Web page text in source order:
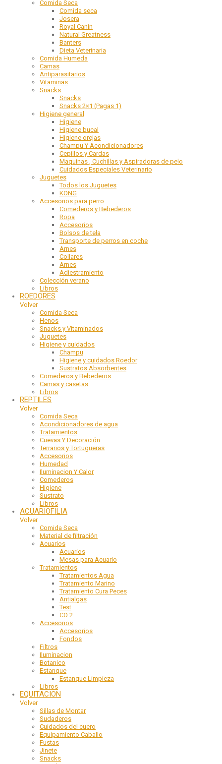
Comida Seca
Comida seca
Josera
Royal Canin
Natural Greatness
Banters
Dieta Veterinaria
Comida Humeda
Camas
Antiparasitarios
Vitaminas
Snacks
Snacks
Snacks 2×1 (Pagas 1)
Higiene general
Higiene
Higiene bucal
Higiene orejas
Champu Y Acondicionadores
Cepillos y Cardas
Maquinas , Cuchillas y Aspiradoras de pelo
Cuidados Especiales Veterinario
Juguetes
Todos los Juguetes
KONG
Accesorios para perro
Comederos y Bebederos
Ropa
Accesorios
Bolsos de tela
Transporte de perros en coche
Arnes
Collares
Arnes
Adiestramiento
Colección verano
Libros
ROEDORES
Volver
Comida Seca
Henos
Snacks y Vitaminados
Juguetes
Higiene y cuidados
Champu
Higiene y cuidados Roedor
Sustratos Absorbentes
Comederos y Bebederos
Camas y casetas
Libros
REPTILES
Volver
Comida Seca
Acondicionadores de agua
Tratamientos
Cuevas Y Decoración
Terrarios y Tortugueras
Accesorios
Humedad
Iluminacion Y Calor
Comederos
Higiene
Sustrato
Libros
ACUARIOFILIA
Volver
Comida Seca
Material de filtración
Acuarios
Acuarios
Mesas para Acuario
Tratamientos
Tratamientos Agua
Tratamiento Marino
Tratamiento Cura Peces
Antialgas
Test
CO 2
Accesorios
Accesorios
Fondos
Filtros
Iluminacion
Botanico
Estanque
Estanque Limpieza
Libros
EQUITACION
Volver
Sillas de Montar
Sudaderos
Cuidados del cuero
Equipamiento Caballo
Fustas
Jinete
Snacks